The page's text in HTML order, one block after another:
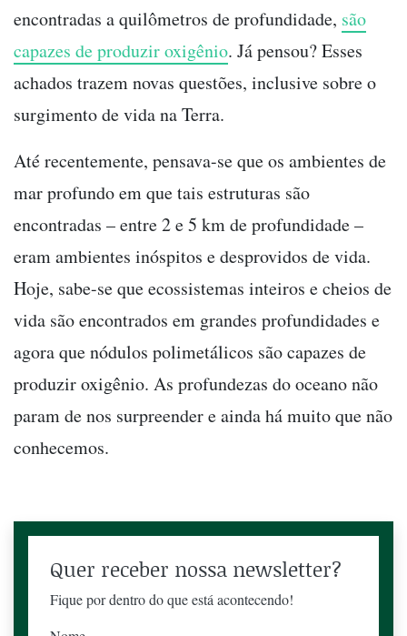
encontradas a quilômetros de profundidade, são
capazes de produzir oxigênio. Já pensou? Esses
achados trazem novas questões, inclusive sobre o
surgimento de vida na Terra.
Até recentemente, pensava-se que os ambientes de
mar profundo em que tais estruturas são
encontradas – entre 2 e 5 km de profundidade –
eram ambientes inóspitos e desprovidos de vida.
Hoje, sabe-se que ecossistemas inteiros e cheios de
vida são encontrados em grandes profundidades e
agora que nódulos polimetálicos são capazes de
produzir oxigênio. As profundezas do oceano não
param de nos surpreender e ainda há muito que não
conhecemos.
Quer receber nossa newsletter?
Fique por dentro do que está acontecendo!